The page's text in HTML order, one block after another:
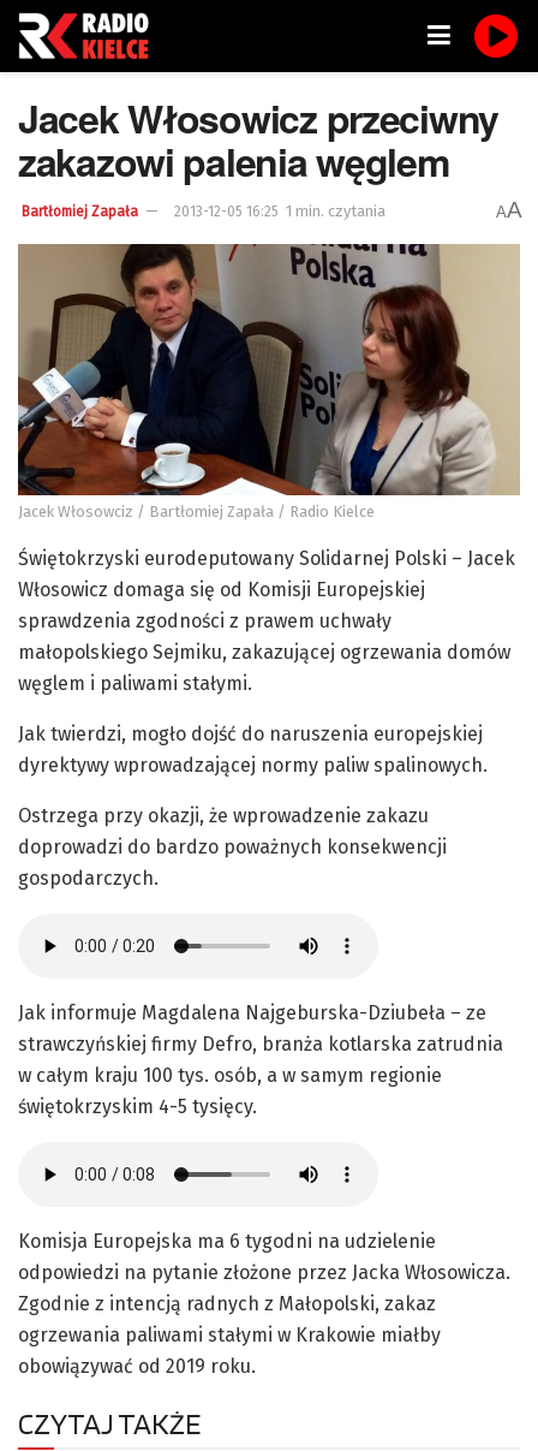
Jacek Włosowicz przeciwny
zakazowi palenia węglem
Bartłomiej Zapała 2013-12-05 16:25 1 min. czytania AA
Jacek Włosowciz / Bartłomiej Zapała / Radio Kielce
Świętokrzyski eurodeputowany Solidarnej Polski – Jacek
Włosowicz domaga się od Komisji Europejskiej
sprawdzenia zgodności z prawem uchwały
małopolskiego Sejmiku, zakazującej ogrzewania domów
węglem i paliwami stałymi.
Jak twierdzi, mogło dojść do naruszenia europejskiej
dyrektywy wprowadzającej normy paliw spalinowych.
Ostrzega przy okazji, że wprowadzenie zakazu
doprowadzi do bardzo poważnych konsekwencji
gospodarczych.
Jak informuje Magdalena Najgeburska-Dziubeła – ze
strawczyńskiej firmy Defro, branża kotlarska zatrudnia
w całym kraju 100 tys. osób, a w samym regionie
świętokrzyskim 4-5 tysięcy.
Komisja Europejska ma 6 tygodni na udzielenie
odpowiedzi na pytanie złożone przez Jacka Włosowicza.
Zgodnie z intencją radnych z Małopolski, zakaz
ogrzewania paliwami stałymi w Krakowie miałby
obowiązywać od 2019 roku.
CZYTAJ TAKŻE